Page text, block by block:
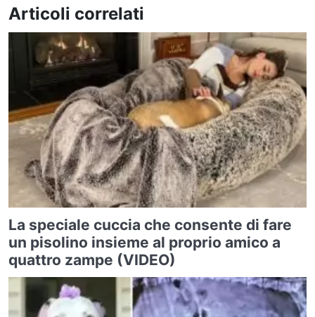
Articoli correlati
La speciale cuccia che consente di fare
un pisolino insieme al proprio amico a
quattro zampe (VIDEO)